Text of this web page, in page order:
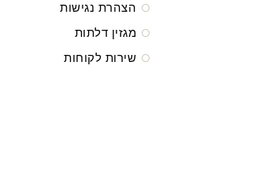
הצהרת נגישות
מגזין דלתות
שירות לקוחות